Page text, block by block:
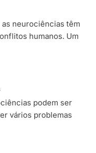
neurociências têm
humanos. Um
podem ser
vários problemas